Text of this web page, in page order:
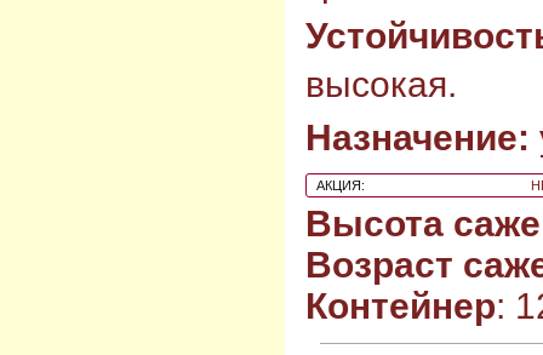
высокая.
Назначение:
АКЦИЯ:
Высота
Возраст
Контейнер: